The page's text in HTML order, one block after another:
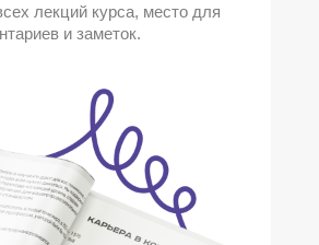
лекций курса, место для
и заметок.